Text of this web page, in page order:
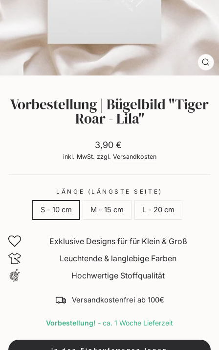
selbst.
Vorbestellung | Bügelbild "Tiger
Roar - Lila"
Normaler
Preis
3,90 €
inkl. MwSt. zzgl. Versandkosten
LÄNGE (LÄNGSTE SEITE)
S - 10 cm M - 15 cm L - 20 cm
Exklusive Designs für für Klein & Groß
Leuchtende & langlebige Farben
Hochwertige Stoffqualität
Versandkostenfrei ab 100€
Vorbestellung! - ca. 1 Woche Lieferzeit